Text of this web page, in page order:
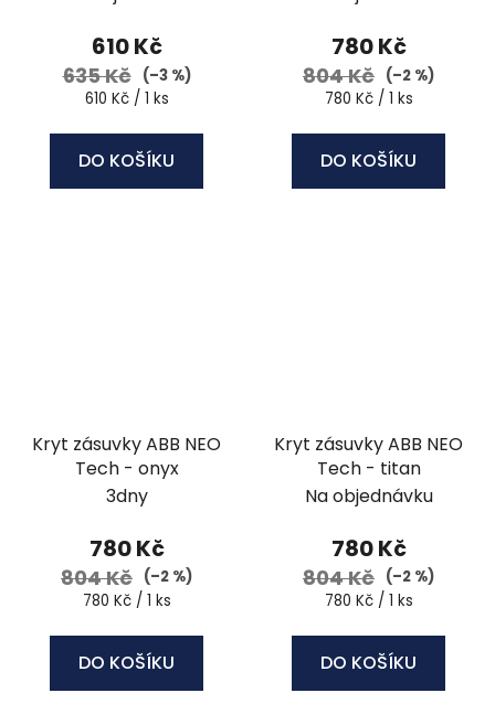
610 Kč
635 Kč
(–3 %)
Měrná
610 Kč / 1 ks
DO KOŠÍKU
780 Kč
804 Kč (–2 %)
Měrná
780 Kč / 1 ks
DO KOŠÍKU
Kryt zásuvky ABB NEO
Tech - onyx
3dny
780 Kč
804 Kč (–2 %)
Měrná
780 Kč / 1 ks
DO KOŠÍKU
Kryt zásuvky ABB NEO
Tech - titan
Na objednávku
780 Kč
804 Kč (–2 %)
Měrná
780 Kč / 1 ks
DO KOŠÍKU